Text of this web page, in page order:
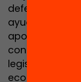
defender una
ayude a
apostando por
con
legislativo con
económicas